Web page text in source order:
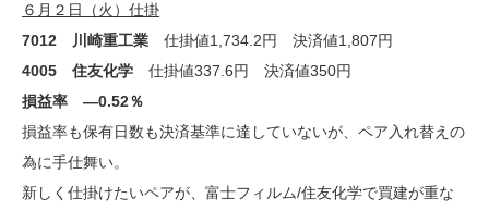
６月２日（火）仕掛
7012 川崎重工業 仕掛値1,734.2円 決済値1,807円
4005 住友化学 仕掛値337.6円 決済値350円
損益率 ―0.52％
損益率も保有日数も決済基準に達していないが、ペア入れ替えの
為に手仕舞い。
新しく仕掛けたいペアが、富士フィルム/住友化学で買建が重な